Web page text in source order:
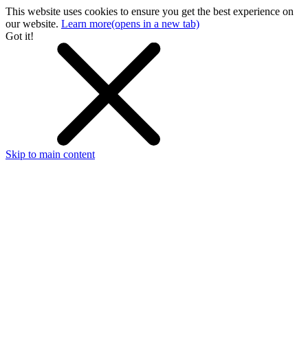
This website uses cookies to ensure you get the best experience on
our website. Learn more(opens in a new tab)
Got it!
Skip to main content